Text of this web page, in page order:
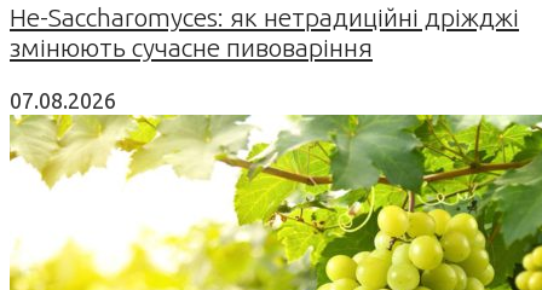
Не-Saccharomyces: як нетрадиційні дріжджі
змінюють сучасне пивоваріння
07.08.2026